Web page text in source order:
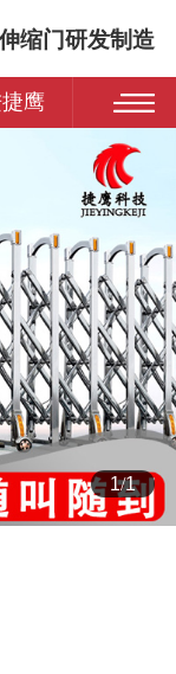
缩门研发制造
鹰
1/1